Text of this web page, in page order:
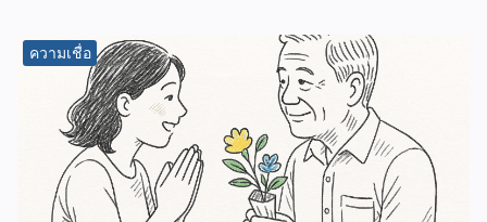
ความเชื่อ